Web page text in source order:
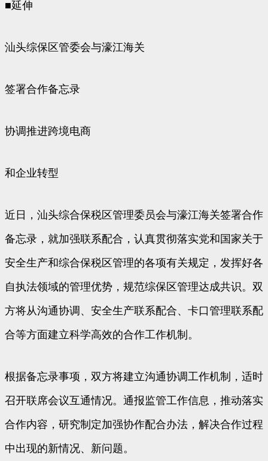
■延伸
汕头综保区管委会与濠江海关
签署合作备忘录
协调推进跨境电商
和企业转型
近日，汕头综合保税区管理委员会与濠江海关签署合作
备忘录，就加强联系配合，认真贯彻落实党和国家关于
安全生产和综合保税区管理的各项有关规定，发挥好各
自执法领域的管理优势，规范综保区管理达成共识。双
方将从沟通协调、安全生产联系配合、卡口管理联系配
合等方面建立科学高效的合作工作机制。
根据备忘录事项，双方将建立沟通协调工作机制，适时
召开联席会议互通情况。通报监管工作信息，推动落实
合作内容，研究制定加强协作配合办法，解决合作过程
中出现的新情况、新问题。